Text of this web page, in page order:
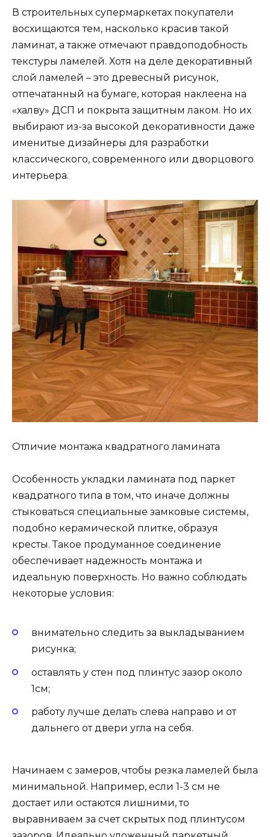
В строительных супермаркетах покупатели
восхищаются тем, насколько красив такой
ламинат, а также отмечают правдоподобность
текстуры ламелей. Хотя на деле декоративный
слой ламелей – это древесный рисунок,
отпечатанный на бумаге, которая наклеена на
«халву» ДСП и покрыта защитным лаком. Но их
выбирают из-за высокой декоративности даже
именитые дизайнеры для разработки
классического, современного или дворцового
интерьера.
Отличие монтажа квадратного ламината
Особенность укладки ламината под паркет
квадратного типа в том, что иначе должны
стыковаться специальные замковые системы,
подобно керамической плитке, образуя
кресты. Такое продуманное соединение
обеспечивает надежность монтажа и
идеальную поверхность. Но важно соблюдать
некоторые условия:
внимательно следить за выкладыванием
рисунка;
оставлять у стен под плинтус зазор около
1см;
работу лучше делать слева направо и от
дальнего от двери угла на себя.
Начинаем с замеров, чтобы резка ламелей была
минимальной. Например, если 1-3 см не
достает или остаются лишними, то
выравниваем за счет скрытых под плинтусом